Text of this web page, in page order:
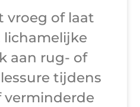
vroeg of laat
aan rug- of
tijdens
verminderde